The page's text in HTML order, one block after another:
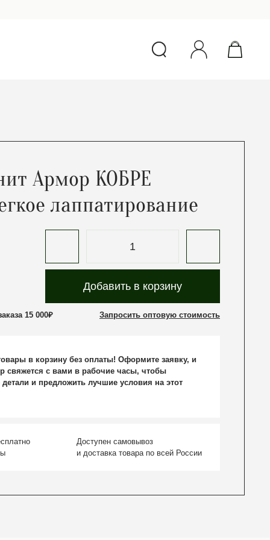
Армор КОБРЕ
лаппатирование
Добавить в корзину
15 000₽ Запросить оптовую стоимость
в корзину без оплаты! Оформите заявку, и
свяжется с вами в рабочие часы, чтобы
детали и предложить лучшие условия на этот
Доступен самовывоз
и доставка товара по всей России